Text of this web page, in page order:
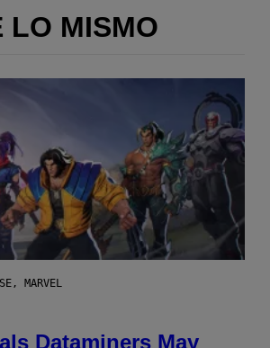
LO MISMO
MARVEL
Dataminers May